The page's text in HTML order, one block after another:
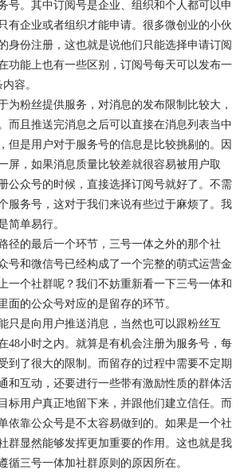
号。其中订阅号是企业、组织和个人都可以申
有企业或者组织才能申请。很多微创业的小伙
身份注册，这也就是说他们只能选择申请订阅
功能上也有一些区别，订阅号每天可以发布一
容。
为粉丝提供服务，对消息的发布限制比较大，
而且推送完消息之后可以直接在消息列表当中
但是用户对于服务号的信息是比较挑剔的。因
屏，如果消息质量比较差就很容易被用户取
公众号的时候，直接选择订阅号就好了。不需
服务号，这对于我们来说有些过于麻烦了。我
简单易行。
径的最后一个环节，三号一体之外的那个社
号和微信号已经构成了一个完整的萌式运营金
一个社群呢？我们不妨重新看一下三号一体和
面的公众号对应的是留存的环节。
只是向用户推送消息，当然也可以跟粉丝互
48小时之内。就算是有机会注册为服务号，每
到了很大的限制。而留存的过程中需要不定期
和互动，还要进行一些带有激励性质的群体活
标用户真正地留下来，并跟他们建立信任。而
依靠公众号是不太容易做到的。如果是一个社
群显然能够发挥更加重要的作用。这也就是我
循三号一体加社群原则的原因所在。